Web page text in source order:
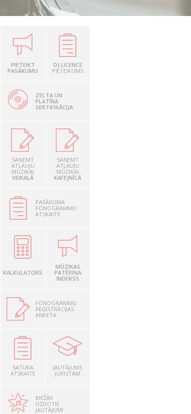
PIETEIKT
PASĀKUMU
DJ LICENCE
PIETEIKUMS
ZELTA UN
PLATĪNA
SERTIFIKĀCIJA
SAŅEMT
ATĻAUJU
MŪZIKAI
VEIKALĀ
SAŅEMT
ATĻAUJU
MŪZIKAI
KAFEJNĪCĀ
PASĀKUMA
FONOGRAMMU
ATSKAITE
KALKULATORS
MŪZIKAS
PATĒRIŅA
INDEKSS
FONOGRAMMU
REĢISTRĀCIJAS
ANKETA
SATURA
ATSKAITE
JAUTĀJUMS
JURISTAM
BIEŽĀK
UZDOTIE
JAUTĀJUMI